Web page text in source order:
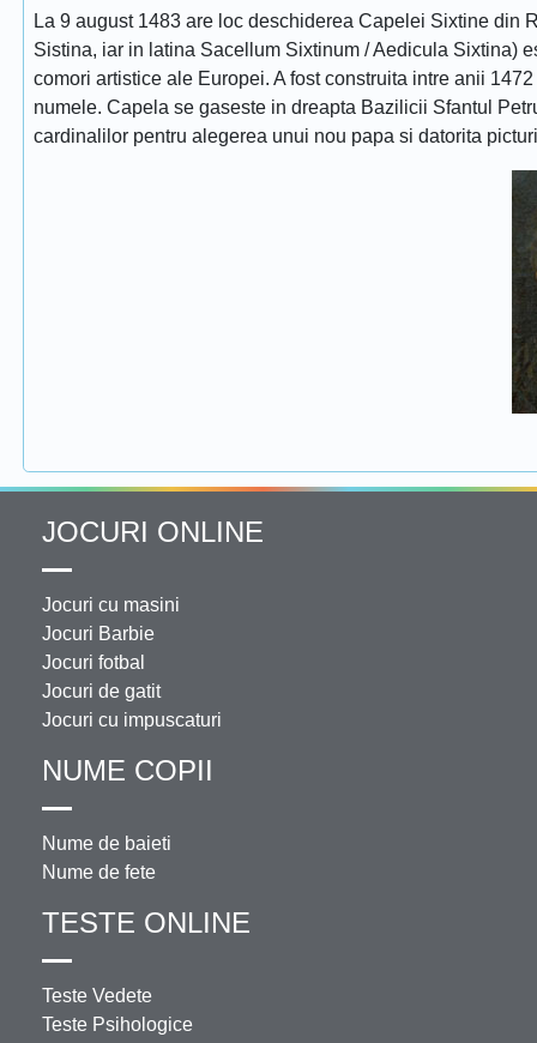
La 9 august 1483 are loc deschiderea Capelei Sixtine
Sistina, iar in latina Sacellum Sixtinum / Aedicula Sixtina)
comori artistice ale Europei. A fost construita intre anii
numele. Capela se gaseste in dreapta Bazilicii Sfantul
cardinalilor pentru alegerea unui nou papa si datorita
JOCURI ONLINE
Jocuri cu masini
Jocuri Barbie
Jocuri fotbal
Jocuri de gatit
Jocuri cu impuscaturi
NUME COPII
Nume de baieti
Nume de fete
TESTE ONLINE
Teste Vedete
Teste Psihologice